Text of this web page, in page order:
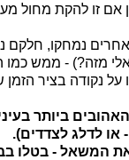
אחרים נמחקו, חלקם
מזה?) - ממש כמו
נקודה בציר הזמן
ביותר
- או לדלג לצדדים).
את המשאל - בטלו